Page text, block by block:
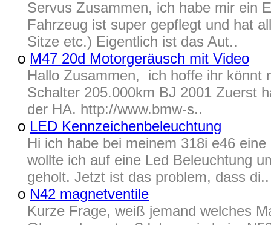
Servus Zusammen, ich habe mir ein
Fahrzeug ist super gepflegt und hat
Sitze etc.) Eigentlich ist das Aut..
o M47 20d Motorgeräusch mit Video
Hallo Zusammen, ich hoffe ihr könnt
Schalter 205.000km BJ 2001 Zuerst
der HA. http://www.bmw-s..
o LED Kennzeichenbeleuchtung
Hi ich habe bei meinem 318i e46
wollte ich auf eine Led Beleuchtung
geholt. Jetzt ist das problem, dass di..
o N42 magnetventile
Kurze Frage, weiß jemand welches